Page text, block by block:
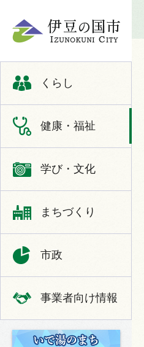
くらし
健康・福祉
学び・文化
まちづくり
市政
事業者向け情報